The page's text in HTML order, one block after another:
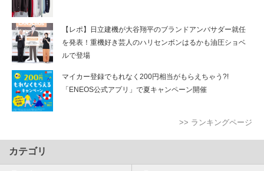
【レポ】日立建機が大谷翔平のブランドアンバサダー就任
を発表！重機好き芸人のハリセンボンはるかも油圧ショベ
ルで登場
マイカー登録でもれなく200円相当がもらえちゃう?!
「ENEOS公式アプリ」で夏キャンペーン開催
>> ランキングページ
カテゴリ